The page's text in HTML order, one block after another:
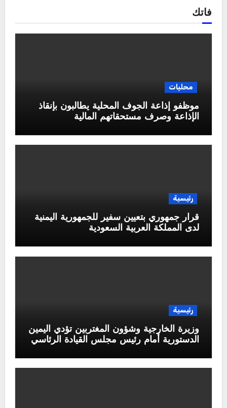
فاتك
محليات
موظفو إذاعة الجوف المحلية يطالبون بإنقاذ
الإذاعة وصرف مستحقاتهم المالية
رئيسية
قرار جمهوري بتعيين سفير للجمهورية اليمنية
لدى المملكة العربية السعودية
رئيسية
وزيرة الخارجية وشؤون المغتربين تؤدي اليمين
الدستورية أمام رئيس مجلس القيادة الرئاسي